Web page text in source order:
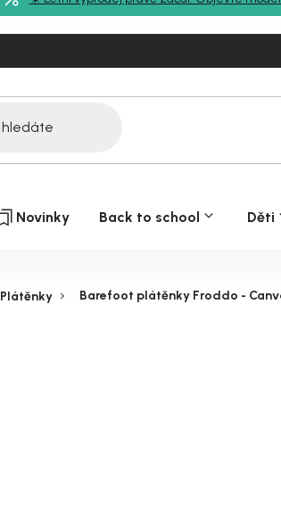
Novinky Back to school Děti
Plátěnky Barefoot plátěnky Froddo -